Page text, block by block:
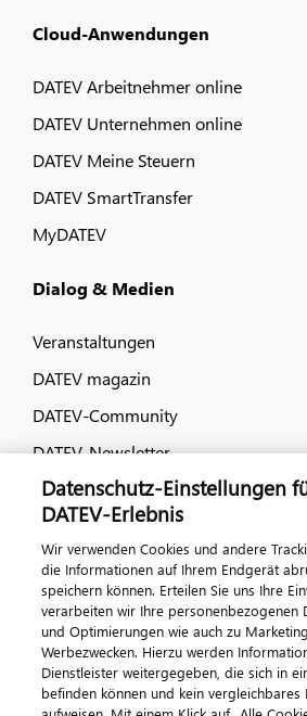
Cloud-Anwendungen
DATEV Arbeitnehmer online
DATEV Unternehmen online
DATEV Meine Steuern
DATEV SmartTransfer
MyDATEV
Dialog & Medien
Veranstaltungen
DATEV magazin
DATEV-Community
DATEV-Newsletter
Kontaktieren Sie
Datenschutz-Einstellungen
DATEV-Erlebnis
Wir verwenden Cookies und andere
die Informationen auf Ihrem Endgerät
speichern können. Erteilen Sie uns Ihre
verarbeiten wir Ihre personenbezogenen
und Optimierungen wie auch zu
Werbezwecken. Hierzu werden
Dienstleister weitergegeben, die sich in
befinden können und kein vergleichbares